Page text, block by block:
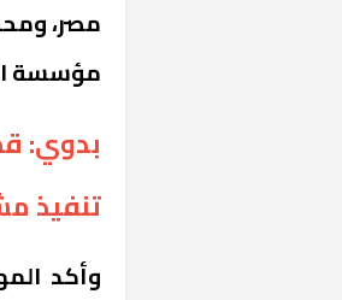
مصر،
مؤسسة
بدوي:
تنفيذ
وأكد